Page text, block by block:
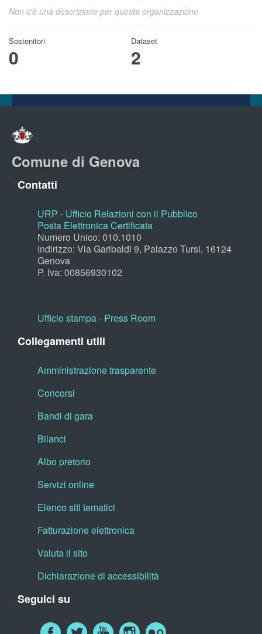
Non c'è una descrizione per questa organizzazione
Sostenitori
0
Dataset
2
Comune di Genova
Contatti
URP - Ufficio Relazioni con il Pubblico
Posta Elettronica Certificata
Numero Unico: 010.1010
Indirizzo: Via Garibaldi 9, Palazzo Tursi, 16124
Genova
P. Iva: 00856930102
Ufficio stampa - Press Room
Collegamenti utili
Amministrazione trasparente
Concorsi
Bandi di gara
Bilanci
Albo pretorio
Servizi online
Elenco siti tematici
Fatturazione elettronica
Valuta il sito
Dichiarazione di accessibilità
Seguici su